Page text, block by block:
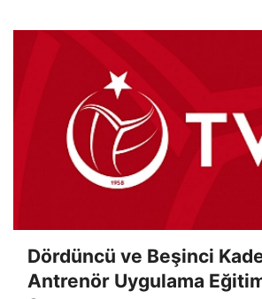
Dördüncü ve Beşinci
Antrenör Uygulama